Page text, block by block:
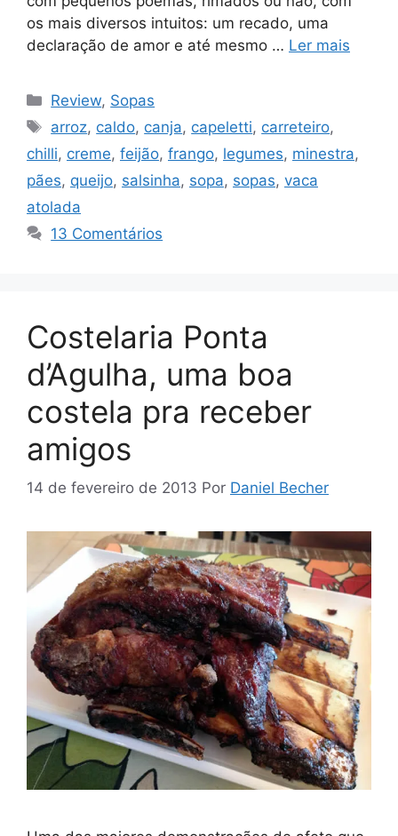
os mais diversos intuitos: um recado, uma
declaração de amor e até mesmo … Ler mais
Categorias
Review, Sopas
Tags
arroz, caldo, canja, capeletti, carreteiro,
chilli, creme, feijão, frango, legumes, minestra,
pães, queijo, salsinha, sopa, sopas, vaca
atolada
13 Comentários
Costelaria Ponta
d’Agulha, uma boa
costela pra receber
amigos
14 de fevereiro de 2013 Por Daniel Becher